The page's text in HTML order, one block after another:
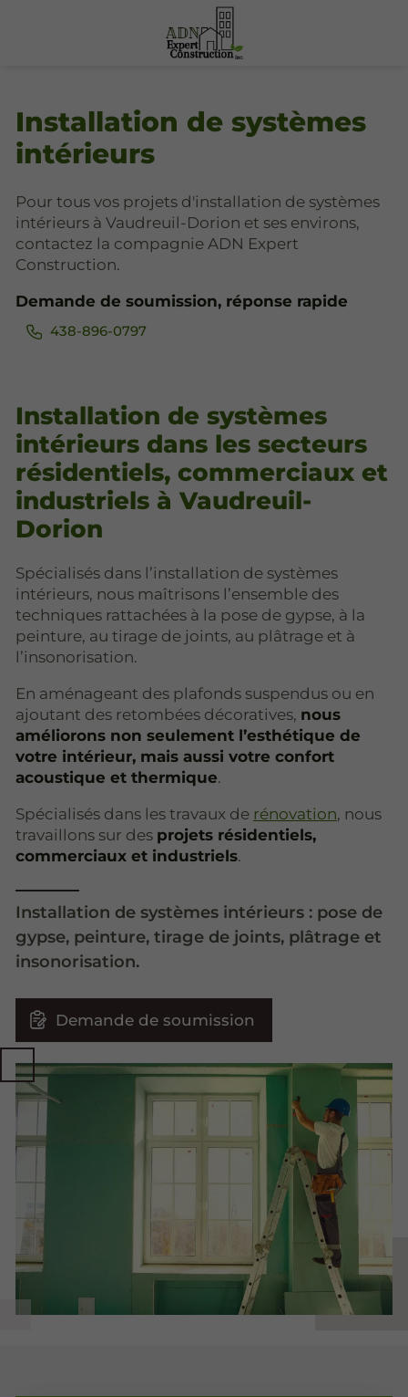
Installation de systèmes
intérieurs
Pour tous vos projets d'installation de systèmes
intérieurs à Vaudreuil-Dorion et ses environs,
contactez la compagnie ADN Expert
Construction.
Demande de soumission, réponse rapide
438-896-0797
Installation de systèmes
intérieurs dans les secteurs
résidentiels, commerciaux et
industriels à Vaudreuil-
Dorion
Spécialisés dans l’installation de systèmes
intérieurs, nous maîtrisons l’ensemble des
techniques rattachées à la pose de gypse, à la
peinture, au tirage de joints, au plâtrage et à
l’insonorisation.
En aménageant des plafonds suspendus ou en
ajoutant des retombées décoratives, nous
améliorons non seulement l’esthétique de
votre intérieur, mais aussi votre confort
acoustique et thermique.
Spécialisés dans les travaux de rénovation, nous
travaillons sur des projets résidentiels,
commerciaux et industriels.
Installation de systèmes intérieurs : pose de
gypse, peinture, tirage de joints, plâtrage et
insonorisation.
Demande de soumission